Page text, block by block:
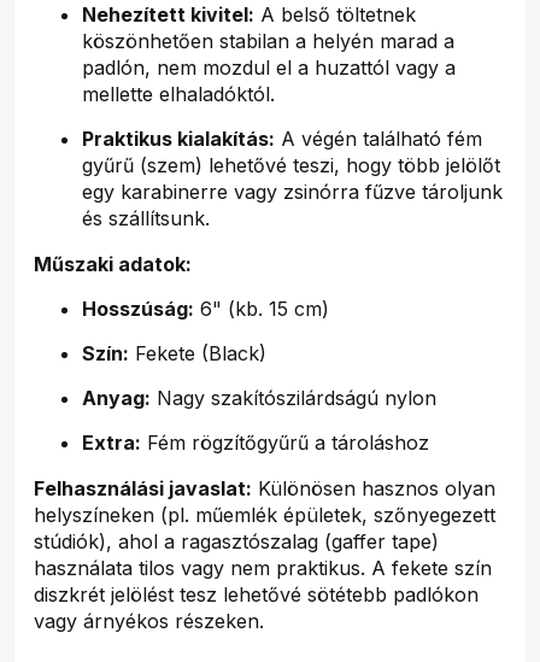
Nehezített kivitel: A belső töltetnek
köszönhetően stabilan a helyén marad a
padlón, nem mozdul el a huzattól vagy a
mellette elhaladóktól.
Praktikus kialakítás: A végén található fém
gyűrű (szem) lehetővé teszi, hogy több jelölőt
egy karabinerre vagy zsinórra fűzve tároljunk
és szállítsunk.
Műszaki adatok:
Hosszúság: 6" (kb. 15 cm)
Szín: Fekete (Black)
Anyag: Nagy szakítószilárdságú nylon
Extra: Fém rögzítőgyűrű a tároláshoz
Felhasználási javaslat: Különösen hasznos olyan
helyszíneken (pl. műemlék épületek, szőnyegezett
stúdiók), ahol a ragasztószalag (gaffer tape)
használata tilos vagy nem praktikus. A fekete szín
diszkrét jelölést tesz lehetővé sötétebb padlókon
vagy árnyékos részeken.